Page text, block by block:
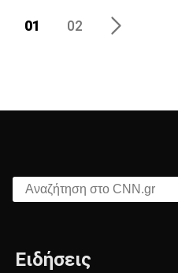
01 02
Αναζήτηση στο CNN.gr
Ειδήσεις